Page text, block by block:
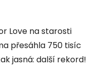
Love na starosti
přesáhla 750 tisíc
jasná: další rekord!